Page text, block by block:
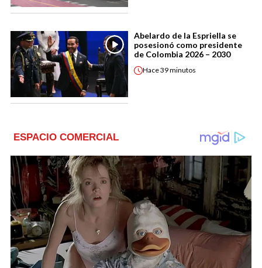
Abelardo de la Espriella se
posesionó como presidente
de Colombia 2026 – 2030
Hace39 minutos